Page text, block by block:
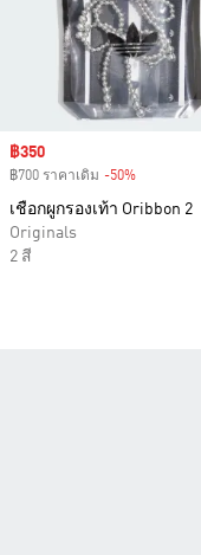
Sale price
฿350
฿700 ราคาเดิม -50%
เชือกผูกรองเท้า Oribbon 2
Originals
2 สี